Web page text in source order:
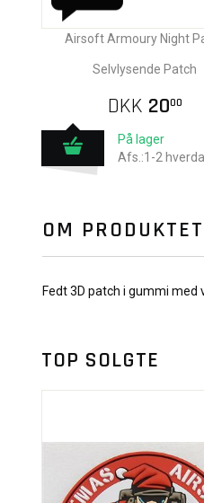
Airsoft Armoury Night
Selvlysende Patch
DKK 2000
På lager
Afs.:1-2
OM PRODUKTET
Fedt 3D patch i gummi med
TOP SOLGTE